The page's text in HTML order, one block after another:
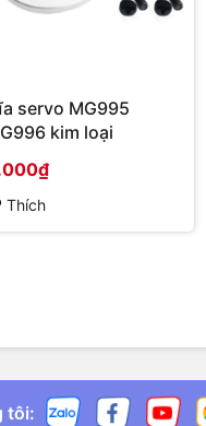
servo MG995
kim loại
Thích
tôi: